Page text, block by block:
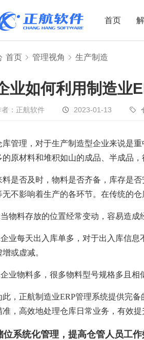
首页
设备制造
非标自动化
电子制造
装备制造
机械行业
五金行业
PCB行业
查看更多>
电子贸
元器
大宗贸
IC贸易
项目型
批发类
工贸一
查看更
机
机
首页 管理视角 生产制造
业如何利用制造业
者：正航软件 2023-01-13
库管理，对于生产制造型企业来说是
的原材料和堆积如山的成品、半成品
料是否及时，物料是否齐备，库存是
无不影响着生产的各环节。在传统的
当物料存放的位置经常变动，容易造成
企业每天出入库单多，对于出入库信
增或虚减。
业物料多，很多物料型号规格多且相
此，正航制造业ERP管理系统提供完
准，高效地处理仓库日常业务，有效
位系统化管理，提高仓管人员工作